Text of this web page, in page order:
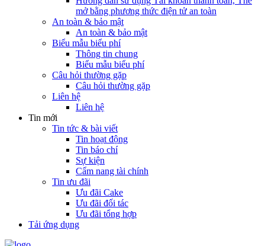
mở bằng phương thức điện tử an toàn
An toàn & bảo mật
An toàn & bảo mật
Biểu mẫu biểu phí
Thông tin chung
Biểu mẫu biểu phí
Câu hỏi thường gặp
Câu hỏi thường gặp
Liên hệ
Liên hệ
Tin mới
Tin tức & bài viết
Tin hoạt động
Tin báo chí
Sự kiện
Cẩm nang tài chính
Tin ưu đãi
Ưu đãi Cake
Ưu đãi đối tác
Ưu đãi tổng hợp
Tải ứng dụng